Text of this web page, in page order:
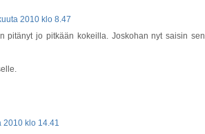
2010 klo 8.47
pitänyt jo pitkään kokeilla. Joskohan nyt saisin sen
klo 14.41